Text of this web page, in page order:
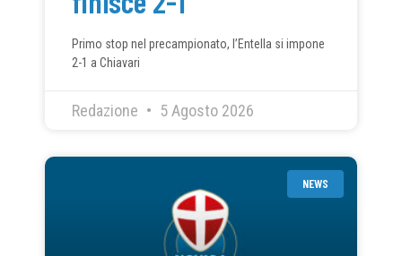
Primo stop nel precampionato, l’Entella si impone
2-1 a Chiavari
Redazione 5 Agosto 2026
NEWS